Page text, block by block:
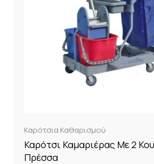
Καρότσια Καθαρισμού
Καρότσι Καμαριέρας Με 2
Πρέσσα